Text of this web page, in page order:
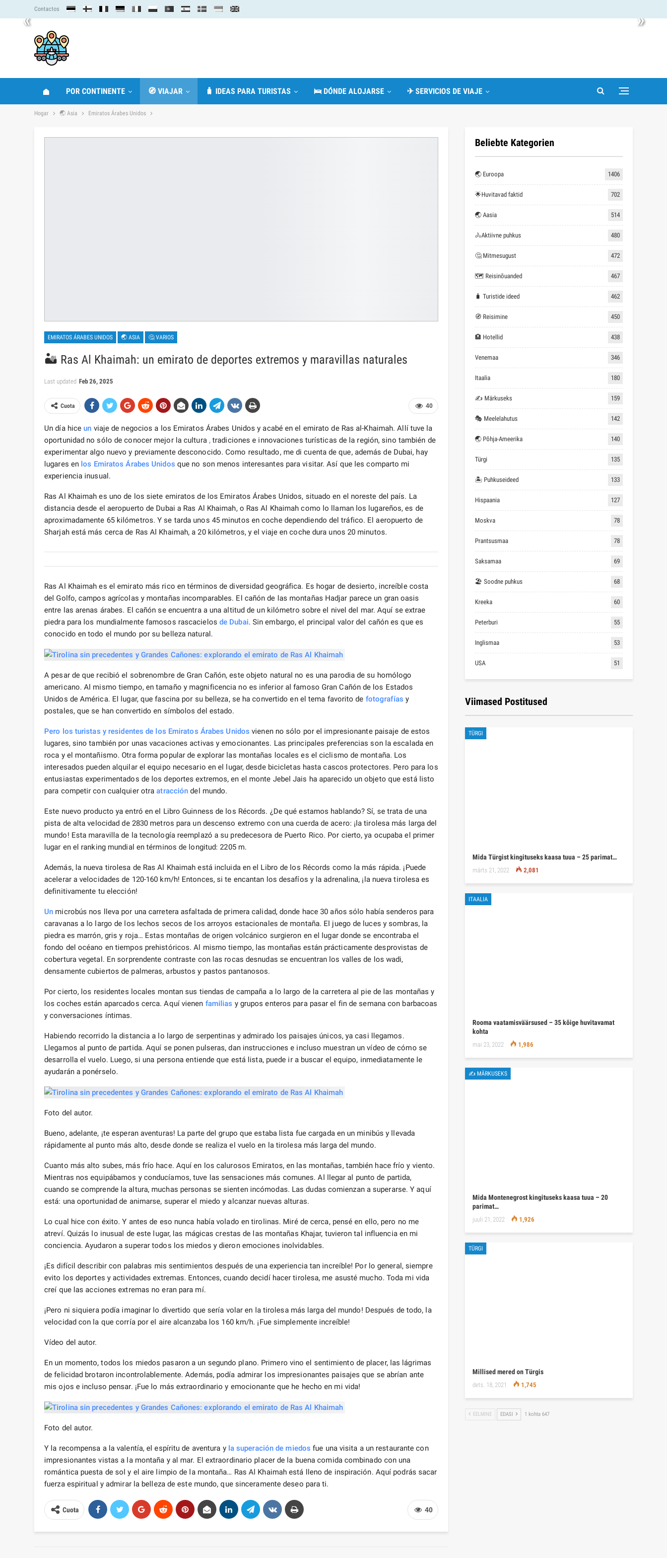
« »
Contactos
POR CONTINENTE 🧭 VIAJAR 🧳 IDEAS PARA TURISTAS 🛌 DÓNDE ALOJARSE ✈ SERVICIOS DE VIAJE
Hogar 🌏 Asia Emiratos Árabes Unidos
EMIRATOS ÁRABES UNIDOS 🌏 ASIA 🤔 VARIOS
🏜️ Ras Al Khaimah: un emirato de deportes extremos y maravillas naturales
Last updated Feb 26, 2025
40
Cuota
Un día hiceun viaje de negocios a los Emiratos Árabes Unidos y acabé en el emirato de Ras al-Khaimah. Allí tuve la
oportunidad no sólo de conocer mejor la cultura ,tradiciones e innovaciones turísticas de la región, sino también de
experimentar algo nuevo y previamente desconocido. Como resultado, me di cuenta de que, además de Dubai, hay
lugares en los Emiratos Árabes Unidos que no son menos interesantes para visitar. Así que les comparto mi
experiencia inusual.
Ras Al Khaimah es uno de los siete emiratos de los Emiratos Árabes Unidos, situado en el noreste del país. La
distancia desde el aeropuerto de Dubai a Ras Al Khaimah, o Ras Al Khaimah como lo llaman los lugareños, es de
aproximadamente 65 kilómetros. Y se tarda unos 45 minutos en coche dependiendo del tráfico. El aeropuerto de
Sharjah está más cerca de Ras Al Khaimah, a 20 kilómetros, y el viaje en coche dura unos 20 minutos.
Ras Al Khaimah es el emirato más rico en términos de diversidad geográfica. Es hogar de desierto, increíble costa
del Golfo, campos agrícolas y montañas incomparables. El cañón de las montañas Hadjar parece un gran oasis
entre las arenas árabes. El cañón se encuentra a una altitud de un kilómetro sobre el nivel del mar. Aquí se extrae
piedra para los mundialmente famosos rascacielos de Dubai. Sin embargo, el principal valor del cañón es que es
conocido en todo el mundo por su belleza natural.
A pesar de que recibió el sobrenombre de Gran Cañón, este objeto natural no es una parodia de su homólogo
americano. Al mismo tiempo, en tamaño y magnificencia no es inferior al famoso Gran Cañón de los Estados
Unidos de América. El lugar, que fascina por su belleza, se ha convertido en el tema favorito de fotografías y
postales, que se han convertido en símbolos del estado.
Pero los turistas y residentes de los Emiratos Árabes Unidos vienen no sólo por el impresionante paisaje de estos
lugares, sino también por unas vacaciones activas y emocionantes. Las principales preferencias son la escalada en
roca y el montañismo. Otra forma popular de explorar las montañas locales es el ciclismo de montaña. Los
interesados ​​pueden alquilar el equipo necesario en el lugar, desde bicicletas hasta cascos protectores. Pero para los
entusiastas experimentados de los deportes extremos, en el monte Jebel Jais ha aparecido un objeto que está listo
para competir con cualquier otraatracción del mundo.
Este nuevo producto ya entró en el Libro Guinness de los Récords. ¿De qué estamos hablando? Sí, se trata de una
pista de alta velocidad de 2830 metros para un descenso extremo con una cuerda de acero: ¡la tirolesa más larga del
mundo! Esta maravilla de la tecnología reemplazó a su predecesora de Puerto Rico. Por cierto, ya ocupaba el primer
lugar en el ranking mundial en términos de longitud: 2205 m.
Además, la nueva tirolesa de Ras Al Khaimah está incluida en el Libro de los Récords como la más rápida. ¡Puede
acelerar a velocidades de 120-160 km/h! Entonces, si te encantan los desafíos y la adrenalina, ¡la nueva tirolesa es
definitivamente tu elección!
Un microbús nos lleva por una carretera asfaltada de primera calidad, donde hace 30 años sólo había senderos para
caravanas a lo largo de los lechos secos de los arroyos estacionales de montaña. El juego de luces y sombras, la
piedra es marrón, gris y roja… Estas montañas de origen volcánico surgieron en el lugar donde se encontraba el
fondo del océano en tiempos prehistóricos. Al mismo tiempo, las montañas están prácticamente desprovistas de
cobertura vegetal. En sorprendente contraste con las rocas desnudas se encuentran los valles de los wadi,
densamente cubiertos de palmeras, arbustos y pastos pantanosos.
Por cierto, los residentes locales montan sus tiendas de campaña a lo largo de la carretera al pie de las montañas y
los coches están aparcados cerca. Aquí vienen familias y grupos enteros para pasar el fin de semana con barbacoas
y conversaciones íntimas.
Habiendo recorrido la distancia a lo largo de serpentinas y admirado los paisajes únicos, ya casi llegamos.
Llegamos al punto de partida. Aquí se ponen pulseras, dan instrucciones e incluso muestran un vídeo de cómo se
desarrolla el vuelo. Luego, si una persona entiende que está lista, puede ir a buscar el equipo, inmediatamente le
ayudarán a ponérselo.
Foto del autor.
Bueno, adelante, ¡te esperan aventuras! La parte del grupo que estaba lista fue cargada en un minibús y llevada
rápidamente al punto más alto, desde donde se realiza el vuelo en la tirolesa más larga del mundo.
Cuanto más alto subes, más frío hace. Aquí en los calurosos Emiratos, en las montañas, también hace frío y viento.
Mientras nos equipábamos y conducíamos, tuve las sensaciones más comunes. Al llegar al punto de partida,
cuando se comprende la altura, muchas personas se sienten incómodas. Las dudas comienzan a superarse. Y aquí
está: una oportunidad de animarse, superar el miedo y alcanzar nuevas alturas.
Lo cual hice con éxito. Y antes de eso nunca había volado en tirolinas. Miré de cerca, pensé en ello, pero no me
atreví. Quizás lo inusual de este lugar, las mágicas crestas de las montañas Khajar, tuvieron tal influencia en mi
conciencia. Ayudaron a superar todos los miedos y dieron emociones inolvidables.
¡Es difícil describir con palabras mis sentimientos después de una experiencia tan increíble! Por lo general, siempre
evito los deportes y actividades extremas. Entonces, cuando decidí hacer tirolesa, me asusté mucho. Toda mi vida
creí que las acciones extremas no eran para mí.
¡Pero ni siquiera podía imaginar lo divertido que sería volar en la tirolesa más larga del mundo! Después de todo, la
velocidad con la que corría por el aire alcanzaba los 160 km/h. ¡Fue simplemente increíble!
Vídeo del autor.
En un momento, todos los miedos pasaron a un segundo plano. Primero vino el sentimiento de placer, las lágrimas
de felicidad brotaron incontrolablemente. Además, podía admirar los impresionantes paisajes que se abrían ante
mis ojos e incluso pensar. ¡Fue lo más extraordinario y emocionante que he hecho en mi vida!
Foto del autor.
Y la recompensa a la valentía, el espíritu de aventura y la superación de miedos fue una visita a un restaurante con
impresionantes vistas a la montaña y al mar. El extraordinario placer de la buena comida combinado con una
romántica puesta de sol y el aire limpio de la montaña… Ras Al Khaimah está lleno de inspiración. Aquí podrás sacar
fuerza espiritual y admirar la belleza de este mundo, que sinceramente deseo para ti.
40
Cuota
Beliebte Kategorien
🌏 Euroopa 1406
🌟Huvitavad faktid 702
🌏 Aasia 514
🚴Aktiivne puhkus 480
🤔 Mitmesugust 472
🗺 Reisinõuanded 467
🧳 Turistide ideed 462
🧭 Reisimine 450
🏨 Hotellid 438
Venemaa 346
Itaalia 180
✍ Märkuseks 159
🎭 Meelelahutus 142
🌏 Põhja-Ameerika 140
Türgi 135
🏝 Puhkuseideed 133
Hispaania 127
Moskva 78
Prantsusmaa 78
Saksamaa 69
🏖 Soodne puhkus 68
Kreeka 60
Peterburi 55
Inglismaa 53
USA 51
Viimased Postitused
TÜRGI
Mida Türgist kingituseks kaasa tuua – 25 parimat…
märts 21, 2022 2,081
ITAALIA
Rooma vaatamisväärsused – 35 kõige huvitavamat
kohta
mai 23, 2022 1,986
✍ MÄRKUSEKS
Mida Montenegrost kingituseks kaasa tuua – 20
parimat…
juuli 21, 2022 1,926
TÜRGI
Millised mered on Türgis
dets. 18, 2021 1,745
EELMINE EDASI 1 kohta 647